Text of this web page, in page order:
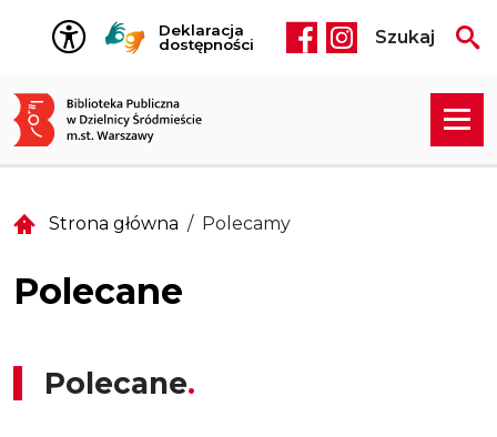
Przejdź do treści
Deklaracja
dostępności
Social media
Szukaj
Strona główna Polecamy
Polecane
Polecane